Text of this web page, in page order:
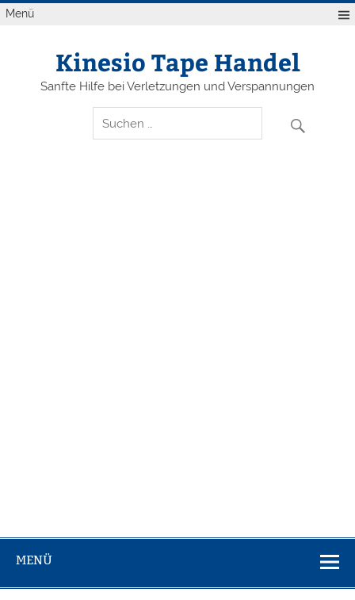
Zum
Inhalt
Menü
Kinesio Tape Handel
Sanfte Hilfe bei Verletzungen und Verspannungen
MENÜ